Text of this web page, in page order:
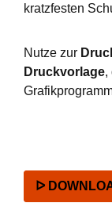
kratzfesten
Nutze zur
Druckvorlage,
ᐅ